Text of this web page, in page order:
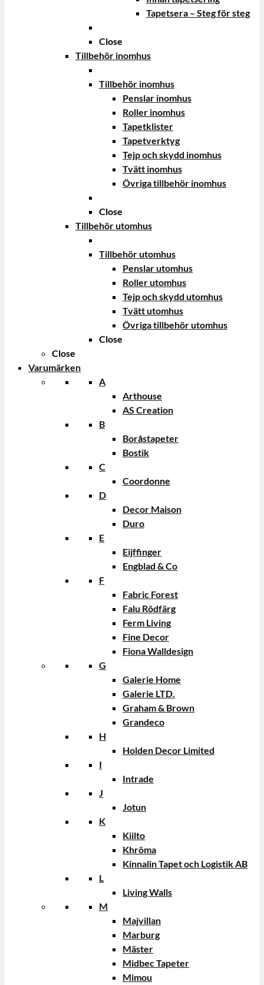
Tapetsera – Steg för steg
Close
Tillbehör inomhus
Tillbehör inomhus
Penslar inomhus
Roller inomhus
Tapetklister
Tapetverktyg
Tejp och skydd inomhus
Tvätt inomhus
Övriga tillbehör inomhus
Close
Tillbehör utomhus
Tillbehör utomhus
Penslar utomhus
Roller utomhus
Tejp och skydd utomhus
Tvätt utomhus
Övriga tillbehör utomhus
Close
Close
Varumärken
A
Arthouse
AS Creation
B
Boråstapeter
Bostik
C
Coordonne
D
Decor Maison
Duro
E
Eijffinger
Engblad & Co
F
Fabric Forest
Falu Rödfärg
Ferm Living
Fine Decor
Fiona Walldesign
G
Galerie Home
Galerie LTD.
Graham & Brown
Grandeco
H
Holden Decor Limited
I
Intrade
J
Jotun
K
Kiilto
Khrôma
Kinnalin Tapet och Logistik AB
L
Living Walls
M
Majvillan
Marburg
Mäster
Midbec Tapeter
Mimou